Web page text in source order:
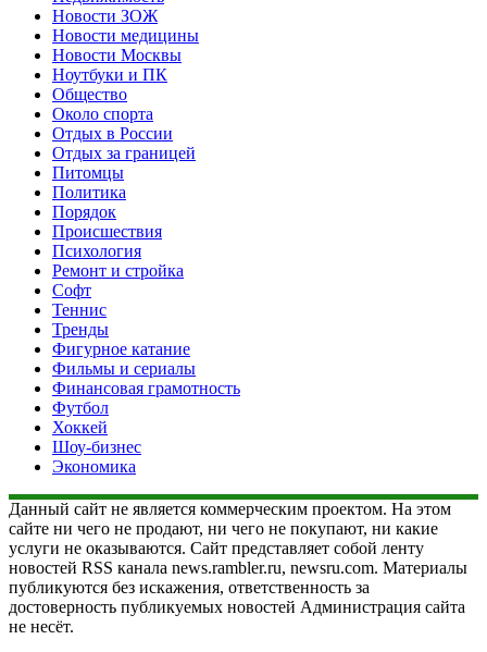
Новости ЗОЖ
Новости медицины
Новости Москвы
Ноутбуки и ПК
Общество
Около спорта
Отдых в России
Отдых за границей
Питомцы
Политика
Порядок
Происшествия
Психология
Ремонт и стройка
Софт
Теннис
Тренды
Фигурное катание
Фильмы и сериалы
Финансовая грамотность
Футбол
Хоккей
Шоу-бизнес
Экономика
Данный сайт не является коммерческим проектом. На этом
сайте ни чего не продают, ни чего не покупают, ни какие
услуги не оказываются. Сайт представляет собой ленту
новостей RSS канала news.rambler.ru, newsru.com. Материалы
публикуются без искажения, ответственность за
достоверность публикуемых новостей Администрация сайта
не несёт.